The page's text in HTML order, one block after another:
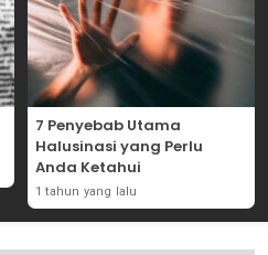
7 Penyebab Utama
Halusinasi yang Perlu
Anda Ketahui
1 tahun yang lalu